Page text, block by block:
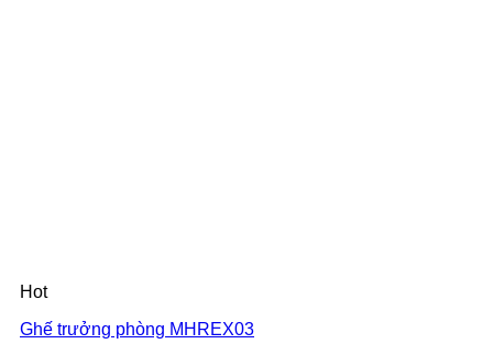
Hot
Ghế trưởng phòng MHREX03